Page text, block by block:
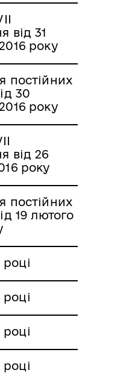
від 31
року
постійних
30
року
від 26
року
постійних
19 лютого
році
році
році
році